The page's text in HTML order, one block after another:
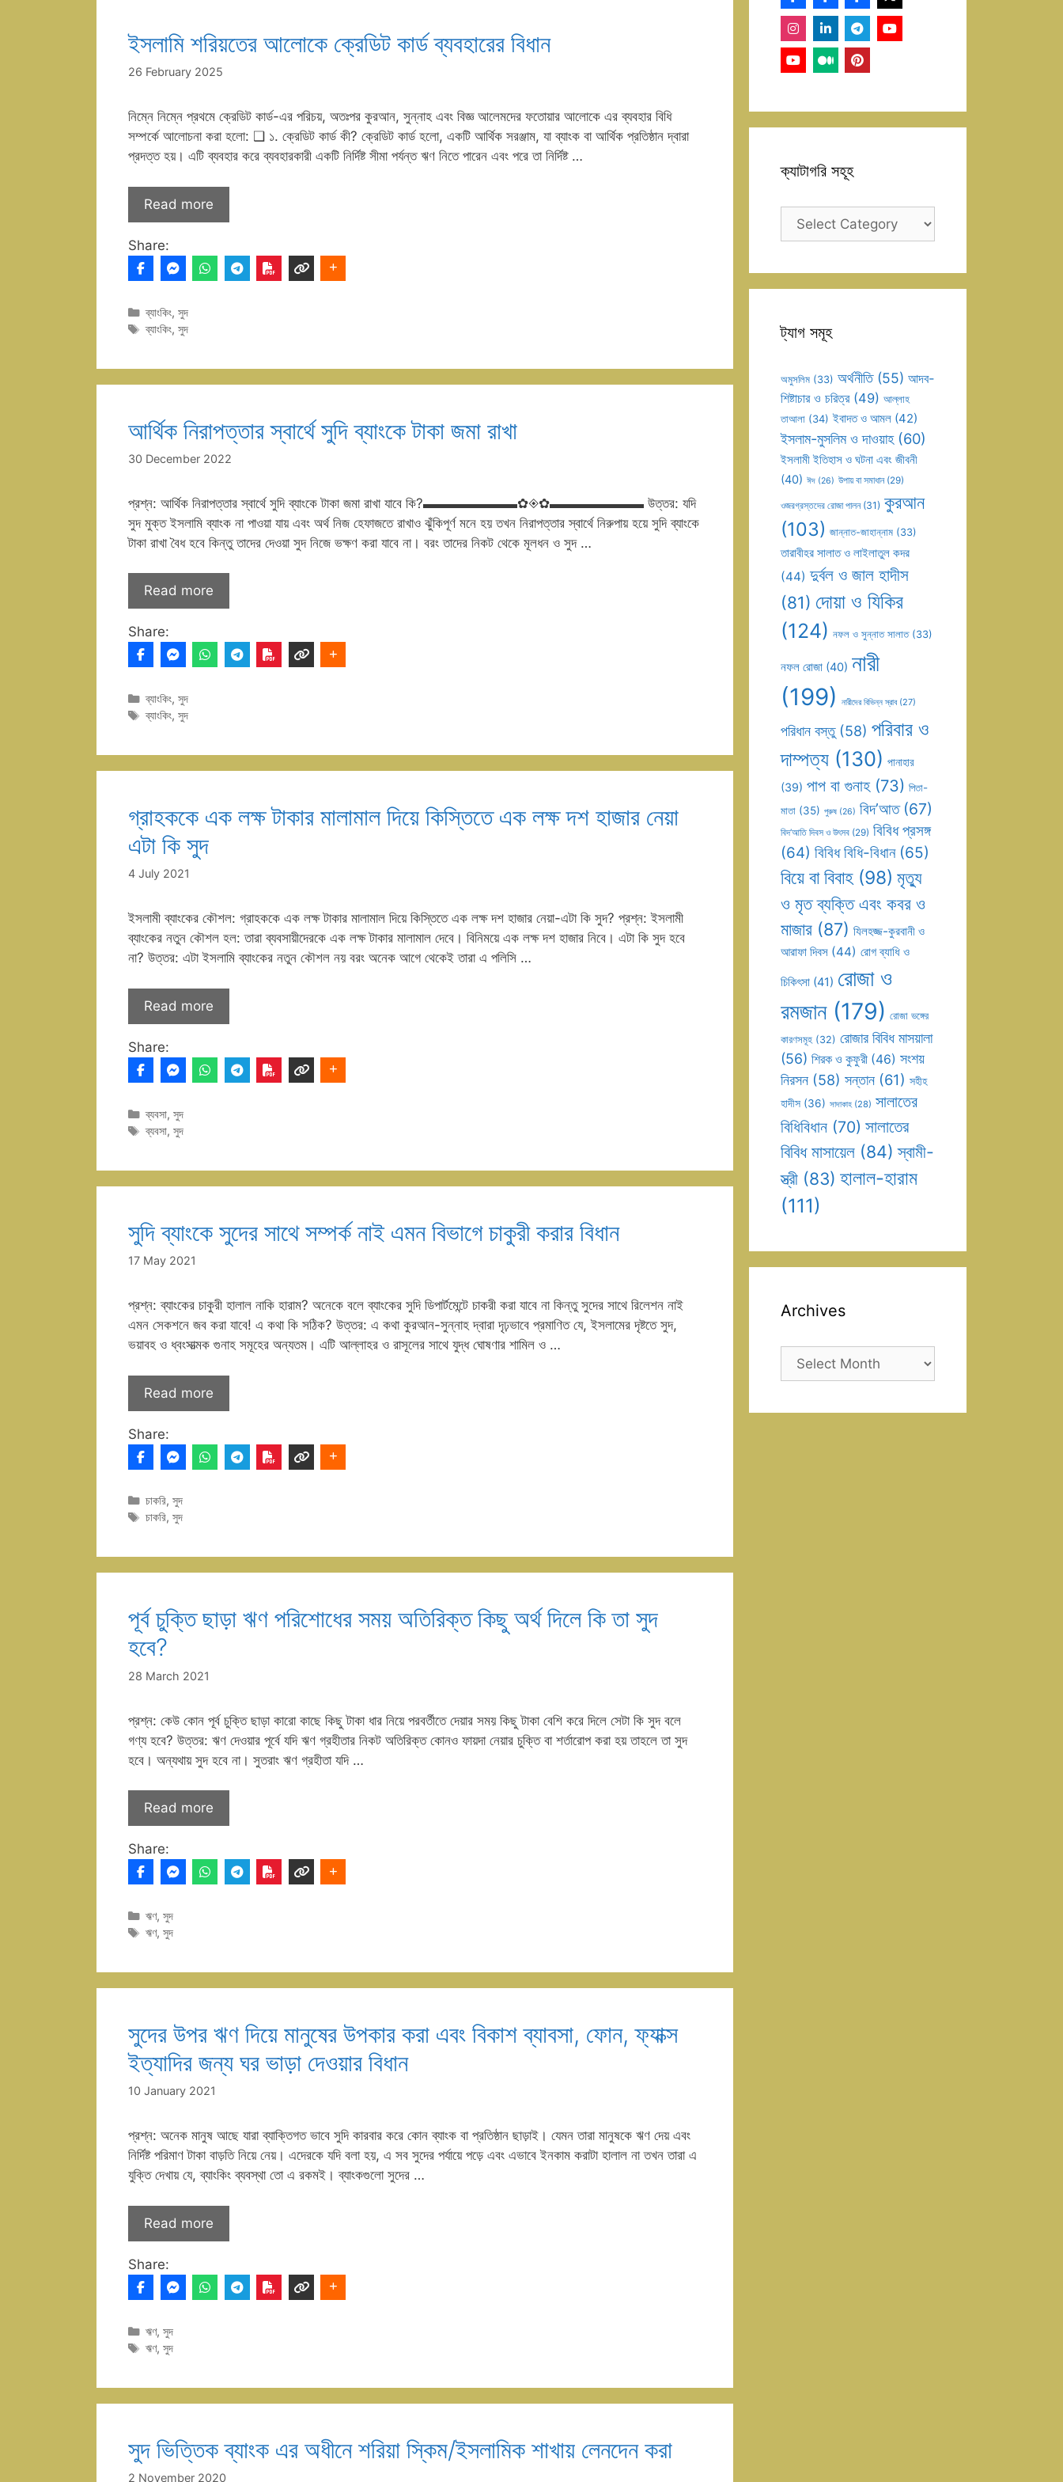
ইসলামি শরিয়তের আলোকে ক্রেডিট কার্ড ব্যবহারের বিধান
26 February 2025
নিম্নে নিম্নে প্রথমে ক্রেডিট কার্ড-এর পরিচয়, অতঃপর কুরআন, সুন্নাহ এবং বিজ্ঞ আলেমদের ফতোয়ার আলোকে এর ব্যবহার বিধি
সম্পর্কে আলোচনা করা হলো: ❑ ১. ক্রেডিট কার্ড কী? ক্রেডিট কার্ড হলো, একটি আর্থিক সরঞ্জাম, যা ব্যাংক বা আর্থিক প্রতিষ্ঠান দ্বারা
প্রদত্ত হয়। এটি ব্যবহার করে ব্যবহারকারী একটি নির্দিষ্ট সীমা পর্যন্ত ঋণ নিতে পারেন এবং পরে তা নির্দিষ্ট …
Read more
Share:
Categories
ব্যাংকিং, সুদ
Tags
ব্যাংকিং, সুদ
আর্থিক নিরাপত্তার স্বার্থে সুদি ব্যাংকে টাকা জমা রাখা
30 December 2022
প্রশ্ন: আর্থিক নিরাপত্তার স্বার্থে সুদি ব্যাংকে টাকা জমা রাখা যাবে কি?▬▬▬▬▬▬▬✿◈✿▬▬▬▬▬▬▬ উত্তর: যদি
সুদ মুক্ত ইসলামি ব্যাংক না পাওয়া যায় এবং অর্থ নিজ হেফাজতে রাখাও ঝুঁকিপূর্ণ মনে হয় তখন নিরাপত্তার স্বার্থে নিরুপায় হয়ে সুদি ব্যাংকে
টাকা রাখা বৈধ হবে কিন্তু তাদের দেওয়া সুদ নিজে ভক্ষণ করা যাবে না। বরং তাদের নিকট থেকে মূলধন ও সুদ …
Read more
Share:
Categories
ব্যাংকিং, সুদ
Tags
ব্যাংকিং, সুদ
গ্রাহককে এক লক্ষ টাকার মালামাল দিয়ে কিস্তিতে এক লক্ষ দশ হাজার নেয়া
এটা কি সুদ
4 July 2021
ইসলামী ব্যাংকের কৌশল: গ্রাহককে এক লক্ষ টাকার মালামাল দিয়ে কিস্তিতে এক লক্ষ দশ হাজার নেয়া-এটা কি সুদ? প্রশ্ন: ইসলামী
ব্যাংকের নতুন কৌশল হল: তারা ব্যবসায়ীদেরকে এক লক্ষ টাকার মালামাল দেবে। বিনিময়ে এক লক্ষ দশ হাজার নিবে। এটা কি সুদ হবে
না? উত্তর: এটা ইসলামি ব্যাংকের নতুন কৌশল নয় বরং অনেক আগে থেকেই তারা এ পলিসি …
Read more
Share:
Categories
ব্যবসা, সুদ
Tags
ব্যবসা, সুদ
সুদি ব্যাংকে সুদের সাথে সম্পর্ক নাই এমন বিভাগে চাকুরী করার বিধান
17 May 2021
প্রশ্ন: ব্যাংকের চাকুরী হালাল নাকি হারাম? অনেকে বলে ব্যাংকের সুদি ডিপার্টমেন্টে চাকরী করা যাবে না কিন্তু সুদের সাথে রিলেশন নাই
এমন সেকশনে জব করা যাবে! এ কথা কি সঠিক? উত্তর: এ কথা কুরআন-সুন্নাহ দ্বারা দৃঢ়ভাবে প্রমাণিত যে, ইসলামের দৃষ্টতে সুদ,
ভয়াবহ ও ধ্বংসাত্মক গুনাহ সমূহের অন্যতম। এটি আল্লাহর ও রাসূলের সাথে যুদ্ধ ঘোষণার শামিল ও …
Read more
Share:
Categories
চাকরি, সুদ
Tags
চাকরি, সুদ
পূর্ব চুক্তি ছাড়া ঋণ পরিশোধের সময় অতিরিক্ত কিছু অর্থ দিলে কি তা সুদ
হবে?
28 March 2021
প্রশ্ন: কেউ কোন পূর্ব চুক্তি ছাড়া কারো কাছে কিছু টাকা ধার নিয়ে পরবর্তীতে দেয়ার সময় কিছু টাকা বেশি করে দিলে সেটা কি সুদ বলে
গণ্য হবে? উত্তর: ঋণ দেওয়ার পূর্বে যদি ঋণ গ্রহীতার নিকট অতিরিক্ত কোনও ফায়দা নেয়ার চুক্তি বা শর্তারোপ করা হয় তাহলে তা সুদ
হবে। অন্যথায় সুদ হবে না। সুতরাং ঋণ গ্রহীতা যদি …
Read more
Share:
Categories
ঋণ, সুদ
Tags
ঋণ, সুদ
সুদের উপর ঋণ দিয়ে মানুষের উপকার করা এবং বিকাশ ব্যাবসা, ফোন, ফ্যাক্স
ইত্যাদির জন্য ঘর ভাড়া দেওয়ার বিধান
10 January 2021
প্রশ্ন: অনেক মানুষ আছে যারা ব্যাক্তিগত ভাবে সুদি কারবার করে কোন ব্যাংক বা প্রতিষ্ঠান ছাড়াই। যেমন তারা মানুষকে ঋণ দেয় এবং
নির্দিষ্ট পরিমাণ টাকা বাড়তি নিয়ে নেয়। এদেরকে যদি বলা হয়, এ সব সুদের পর্যায়ে পড়ে এবং এভাবে ইনকাম করাটা হালাল না তখন তারা এ
যুক্তি দেখায় যে, ব্যাংকিং ব্যবস্থা তো এ রকমই। ব্যাংকগুলো সুদের …
Read more
Share:
Categories
ঋণ, সুদ
Tags
ঋণ, সুদ
সুদ ভিত্তিক ব্যাংক এর অধীনে শরিয়া স্কিম/ইসলামিক শাখায় লেনদেন করা
2 November 2020
ক্যাটাগরি সহূহ
ক্যাটাগরি
ট্যাগ সমূহ
অমুসলিম (33) অর্থনীতি(55) আদব-
শিষ্টাচার ও চরিত্র(49) আল্লাহ
তাআলা (34) ইবাদত ও আমল (42)
ইসলাম-মুসলিম ও দাওয়াহ(60)
ইসলামী ইতিহাস ও ঘটনা এবং জীবনী
(40) ঈদ (26) উপায় বা সমাধান(29)
ওজরগ্রস্তদের রোজা পালন(31) কুরআন
(103) জান্নাত-জাহান্নাম (33)
তারাবীহর সালাত ও লাইলাতুল কদর
(44) দুর্বল ও জাল হাদীস
(81) দোয়া ও যিকির
(124) নফল ও সুন্নাত সালাত(33)
নফল রোজা (40) নারী
(199) নারীদের বিভিন্ন স্রাব(27)
পরিধান বস্তু(58) পরিবার ও
দাম্পত্য (130) পানাহার
(39) পাপ বা গুনাহ(73) পিতা-
মাতা (35) পুরুষ (26) বিদ’আত(67)
বিদ’আতি দিবস ও উৎসব (29) বিবিধ প্রসঙ্গ
(64) বিবিধ বিধি-বিধান(65)
বিয়ে বা বিবাহ (98) মৃত্যু
ও মৃত ব্যক্তি এবং কবর ও
মাজার (87) যিলহজ্জ-কুরবানী ও
আরাফা দিবস (44) রোগ ব্যাধি ও
চিকিৎসা (41) রোজা ও
রমজান(179) রোজা ভঙ্গের
কারণসমূহ (32) রোজার বিবিধ মাসয়ালা
(56) শিরক ও কুফুরী (46) সংশয়
নিরসন (58) সন্তান (61) সহীহ
হাদীস (36) সাদাকাহ (28) সালাতের
বিধিবিধান (70) সালাতের
বিবিধ মাসায়েল (84) স্বামী-
স্ত্রী (83) হালাল-হারাম
(111)
Archives
Archives